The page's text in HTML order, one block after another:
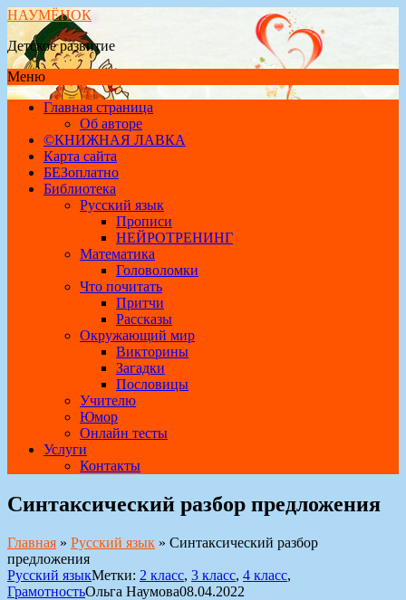
НАУМЁНОК
Детское развитие
Меню
Главная страница
Об авторе
©КНИЖНАЯ ЛАВКА
Карта сайта
БЕЗоплатно
Библиотека
Русский язык
Прописи
НЕЙРОТРЕНИНГ
Математика
Головоломки
Что почитать
Притчи
Рассказы
Окружающий мир
Викторины
Загадки
Пословицы
Учителю
Юмор
Онлайн тесты
Услуги
Контакты
Синтаксический разбор предложения
Главная » Русский язык » Синтаксический разбор
предложения
Русский языкМетки: 2 класс, 3 класс, 4 класс,
ГрамотностьОльга Наумова08.04.2022